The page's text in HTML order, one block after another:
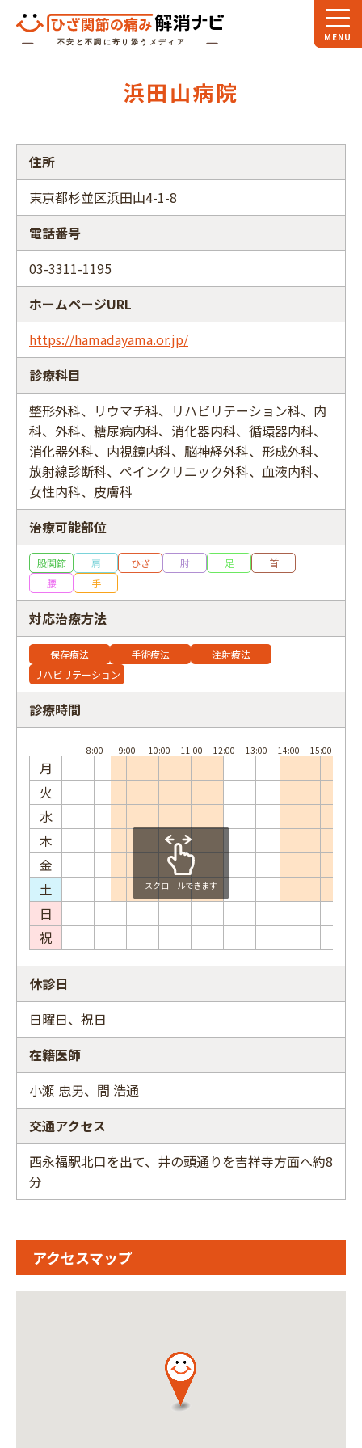
スペシャル 対談
お役立ちコラム
専門家インタビュー
フリーワード
浜田山病院
住所
東京都杉並区浜田山4-1-8
電話番号
03-3311-1195
ホームページURL
https://hamadayama.or.jp/
診療科目
整形外科、リウマチ科、リハビリテーション科、内
科、外科、糖尿病内科、消化器内科、循環器内科、
消化器外科、内視鏡内科、脳神経外科、形成外科、
放射線診断科、ペインクリニック外科、血液内科、
女性内科、皮膚科
治療可能部位
股関節 肩 ひざ 肘 足
首
腰
手
対応治療方法
保存療法 手術療法
注射療法
リハビリテーション
診療時間
月
火
水
木
金
土
日
祝
スクロールできます
休診日
日曜日、祝日
在籍医師
小瀬 忠男、間 浩通
交通アクセス
西永福駅北口を出て、井の頭通りを吉祥寺方面へ約8
分
アクセスマップ